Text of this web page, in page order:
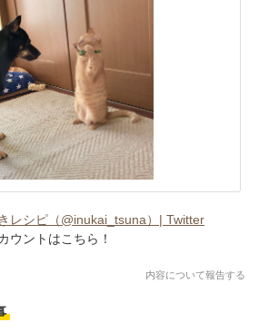
レシピ（@inukai_tsuna）| Twitter
ウントはこちら！
内容について報告する